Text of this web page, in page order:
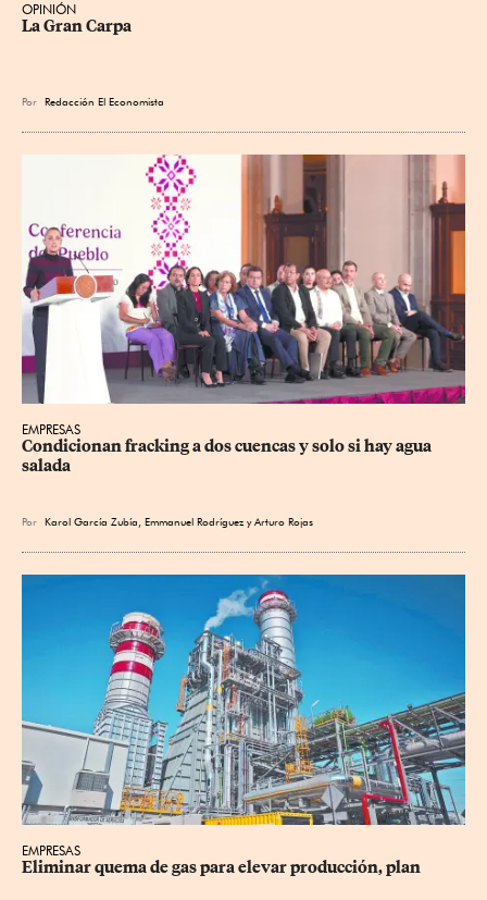
OPINIÓN
La Gran Carpa
Por Redacción El Economista
EMPRESAS
Condicionan fracking a dos cuencas y solo si hay agua
salada
Por Karol García Zubía Emmanuel Rodríguez yArturo Rojas
EMPRESAS
Eliminar quema de gas para elevar producción, plan